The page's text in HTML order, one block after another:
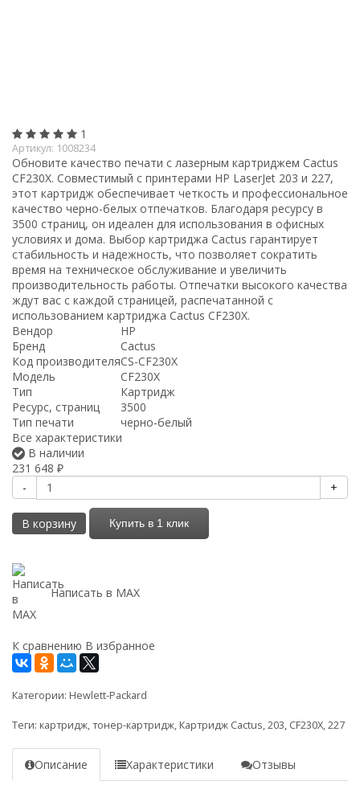
1
Артикул: 1008234
Обновите качество печати с лазерным картриджем Cactus
CF230X. Совместимый с принтерами HP LaserJet 203 и 227,
этот картридж обеспечивает четкость и профессиональное
качество черно-белых отпечатков. Благодаря ресурсу в
3500 страниц, он идеален для использования в офисных
условиях и дома. Выбор картриджа Cactus гарантирует
стабильность и надежность, что позволяет сократить
время на техническое обслуживание и увеличить
производительность работы. Отпечатки высокого качества
ждут вас с каждой страницей, распечатанной с
использованием картриджа Cactus CF230X.
Вендор
HP
Бренд
Cactus
Код производителяCS-CF230X
Модель
CF230X
Тип
Картридж
Ресурс, страниц
3500
Тип печати
черно-белый
Все характеристики
В наличии
231 648 ₽
- +
В корзину Купить в 1 клик
Написать в MAX
К сравнению В избранное
Категории: Hewlett-Packard
Теги: картридж,тонер-картридж, Картридж Cactus,203, CF230X,227
Описание Характеристики Отзывы